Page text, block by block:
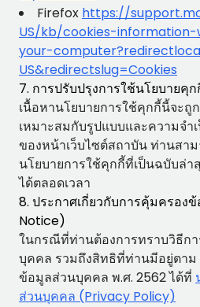
Firefox https://
US/kb/cookies-
your-
US&redirectslug=Cookies
7. การปรับปรุงการใช้นโยบายคุก
เนื้อหานโยบายการใช้คุกกี้นี้จะถู
เหมาะสมกับรูปแบบและความจำ
ของหน้าเว็บไซต์สถาบัน ท่านสาม
นโยบายการใช้คุกกี้ที่เป็นฉบับล่า
ได้ตลอดเวลา
8. ประกาศเกี่ยวกับการคุ้มครอ
Notice)
ในกรณีที่ท่านต้องการทราบวิธีก
บุคคล รวมถึงสิทธิที่ท่านมีอยู่ตา
ข้อมูลส่วนบุคคล พ.ศ. 2562 ได้ที่
ส่วนบุคคล (Privacy Policy)